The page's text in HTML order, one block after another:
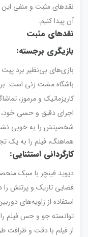
نقدهای مثبت و منفی این
آن پیدا کنیم.
نقدهای مثبت
بازیگری برجسته:
بازی‌های بی‌نظیر برد پیت
باشگاه مشت زنی است.
کاریزماتیک و مرموز،
اجرای دقیق و حسی خود،
شخصیتش را به خوبی
هماهنگ، فیلم را به یک
کارگردانی استثنایی:
دیوید فینچر با سبک
فضایی تاریک و پرتنش را
استفاده از زاویه‌های
توانسته جو و حس فیلم
از فیلم با دقت و